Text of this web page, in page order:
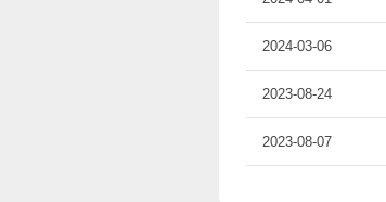
2024-03-06
2023-08-24
2023-08-07